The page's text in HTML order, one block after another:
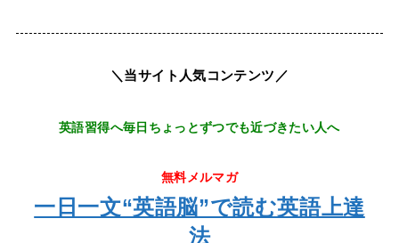
＼当サイト人気コンテンツ／
英語習得へ毎日ちょっとずつでも近づきたい人へ
無料メルマガ
一日一文“英語脳”で読む英語上達
法